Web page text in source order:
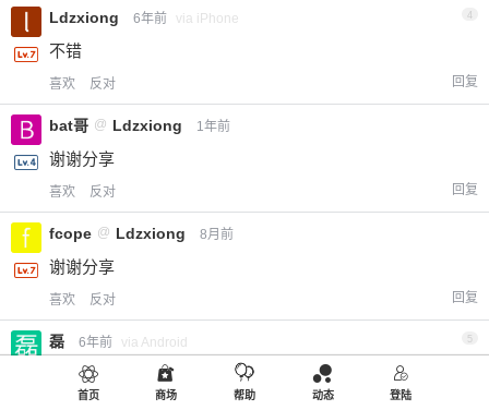
Ldzxiong 6年前 via iPhone 4
不错
喜欢 反对 回复
bat哥 @ Ldzxiong 1年前
谢谢分享
喜欢 反对 回复
fcope @ Ldzxiong 8月前
谢谢分享
喜欢 反对 回复
磊 6年前 via Android 5
哇塞
首页 商场 帮助 动态 登陆